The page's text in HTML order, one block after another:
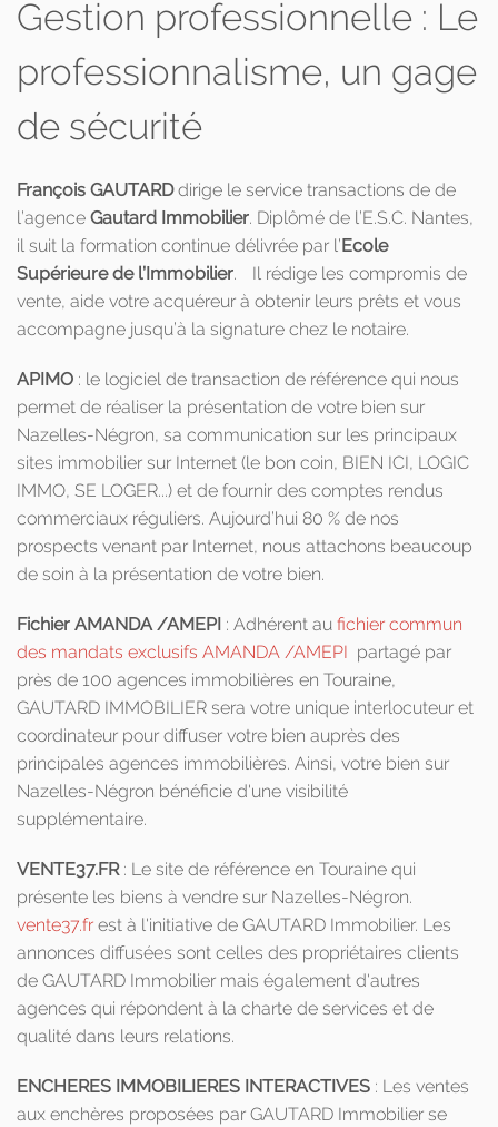
Gestion professionnelle : Le
professionnalisme, un gage
de sécurité
François GAUTARDdirige le service transactions de de
l’agence Gautard Immobilier. Diplômé de l’E.S.C. Nantes,
il suit la formation continue délivrée par l’Ecole
Supérieure de l’Immobilier. Il rédige les compromis de
vente, aide votre acquéreur à obtenir leurs prêts et vous
accompagne jusqu’à la signature chez le notaire.
APIMO : le logiciel de transaction de référence qui nous
permet de réaliser la présentation de votre bien sur
Nazelles-Négron, sa communication sur les principaux
sites immobilier sur Internet (le bon coin, BIEN ICI, LOGIC
IMMO, SE LOGER...) et de fournir des comptes rendus
commerciaux réguliers. Aujourd’hui 80 % de nos
prospects venant par Internet, nous attachons beaucoup
de soin à la présentation de votre bien.
Fichier AMANDA /AMEPI : Adhérent au fichier commun
des mandats exclusifs AMANDA /AMEPI partagé par
près de 100 agences immobilières en Touraine,
GAUTARD IMMOBILIER sera votre unique interlocuteur et
coordinateur pour diffuser votre bien auprès des
principales agences immobilières. Ainsi, votre bien sur
Nazelles-Négron bénéficie d'une visibilité
supplémentaire.
VENTE37.FR: Le site de référence en Touraine qui
présente les biens à vendre sur Nazelles-Négron.
vente37.fr est à l'initiative de GAUTARD Immobilier. Les
annonces diffusées sont celles des propriétaires clients
de GAUTARD Immobilier mais également d'autres
agences qui répondent à la charte de services et de
qualité dans leurs relations.
ENCHERES IMMOBILIERES INTERACTIVES : Les ventes
aux enchères proposées par GAUTARD Immobilier se